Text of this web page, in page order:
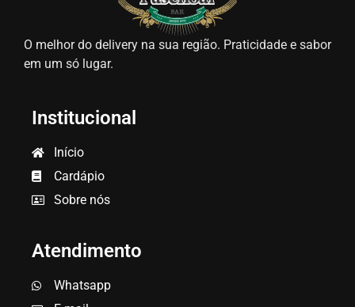
O melhor do delivery na sua região. Praticidade e sabor
em um só lugar.
Institucional
Início
Cardápio
Sobre nós
Atendimento
Whatsapp